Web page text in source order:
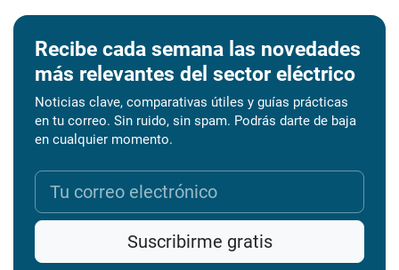
Recibe cada semana las novedades
más relevantes del sector eléctrico
Noticias clave, comparativas útiles y guías prácticas
en tu correo. Sin ruido, sin spam. Podrás darte de baja
en cualquier momento.
Suscribirme gratis